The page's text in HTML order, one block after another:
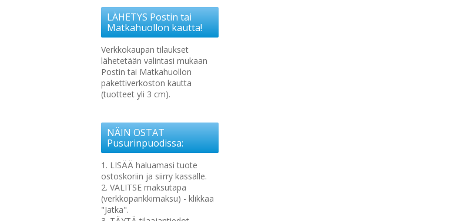
LÄHETYS Postin tai
Matkahuollon kautta!
Verkkokaupan tilaukset
lähetetään valintasi mukaan
Postin tai Matkahuollon
pakettiverkoston kautta
(tuotteet yli 3 cm).
NÄIN OSTAT
Pusurinpuodissa:
1. LISÄÄ haluamasi tuote
ostoskoriin ja siirry kassalle.
2. VALITSE maksutapa
(verkkopankkimaksu) - klikkaa
"Jatka".